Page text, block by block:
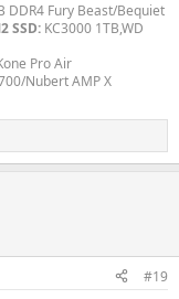
DDR4 Fury Beast/Bequiet
SSD: KC3000 1TB,WD
Pro Air
Nubert AMP X
#19